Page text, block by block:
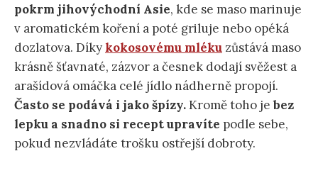
pokrm jihovýchodní Asie, kde se maso marinuje
v aromatickém koření a poté griluje nebo opéká
dozlatova. Díky kokosovému mléku zůstává maso
krásně šťavnaté, zázvor a česnek dodají svěžest a
arašídová omáčka celé jídlo nádherně propojí.
Často se podává i jako špízy.Kromě toho jebez
lepku a snadno si recept upravíte podle sebe,
pokud nezvládáte trošku ostřejší dobroty.